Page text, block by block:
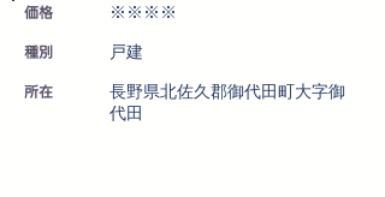
価格 ※※※※
種別 戸建
所在
長野県北佐久郡御代田町大字御
代田